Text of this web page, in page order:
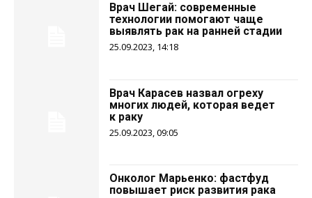
Врач Шегай: современные
технологии помогают чаще
выявлять рак на ранней стадии
25.09.2023, 14:18
Врач Карасев назвал огреху
многих людей, которая ведет
к раку
25.09.2023, 09:05
Онколог Марьенко: фастфуд
повышает риск развития рака